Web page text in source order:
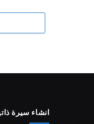
انشاء سيرة